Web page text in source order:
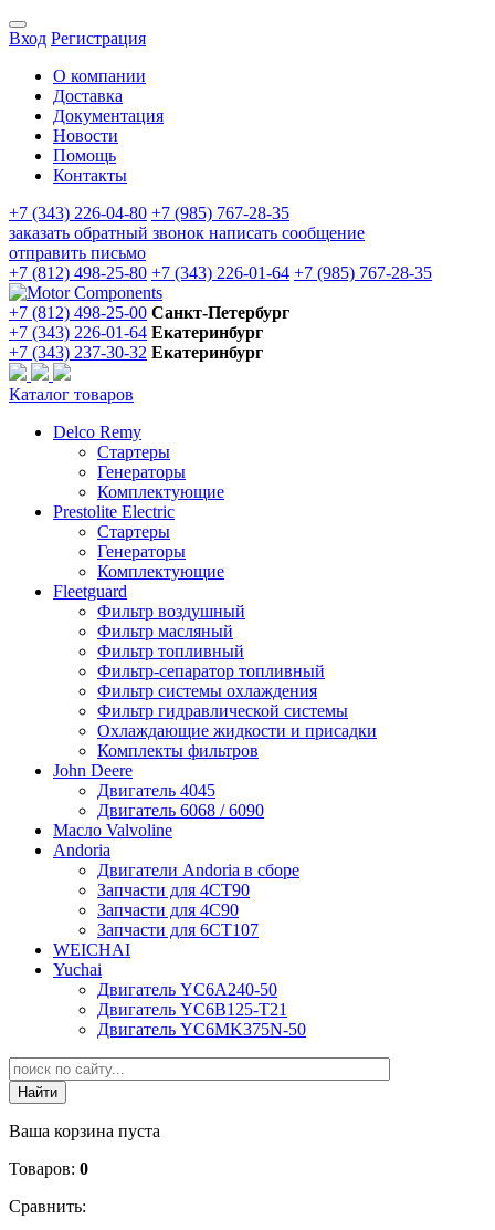
Вход Регистрация
О компании
Доставка
Документация
Новости
Помощь
Контакты
+7 (343) 226-04-80 +7 (985) 767-28-35
заказать обратный звонок написать сообщение
отправить письмо
+7 (812) 498-25-80 +7 (343) 226-01-64 +7 (985) 767-28-35
+7 (812) 498-25-00 Санкт-Петербург
+7 (343) 226-01-64 Екатеринбург
+7 (343) 237-30-32 Екатеринбург
Каталог товаров
Delco Remy
Стартеры
Генераторы
Комплектующие
Prestolite Electric
Стартеры
Генераторы
Комплектующие
Fleetguard
Фильтр воздушный
Фильтр масляный
Фильтр топливный
Фильтр-сепаратор топливный
Фильтр системы охлаждения
Фильтр гидравлической системы
Охлаждающие жидкости и присадки
Комплекты фильтров
John Deere
Двигатель 4045
Двигатель 6068 / 6090
Масло Valvoline
Andoria
Двигатели Andoria в сборе
Запчасти для 4CT90
Запчасти для 4С90
Запчасти для 6CT107
WEICHAI
Yuchai
Двигатель YC6A240-50
Двигатель YC6B125-T21
Двигатель YC6MK375N-50
Ваша корзина пуста
Товаров: 0
Сравнить: